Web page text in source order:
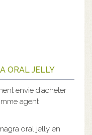
ORAL JELLY
envie d’acheter
agent
oral jelly en